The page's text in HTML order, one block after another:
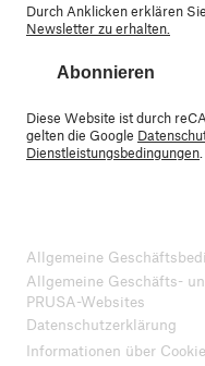
Durch Anklicken erklären
Newsletter zu erhalten.
Abonnieren
Diese Website ist durch
gelten die Google
Dienstleistungsbedingungen
Allgemeine
Allgemeine Geschäfts-
PRUSA-Websites
Datenschutzerklärung
Informationen über